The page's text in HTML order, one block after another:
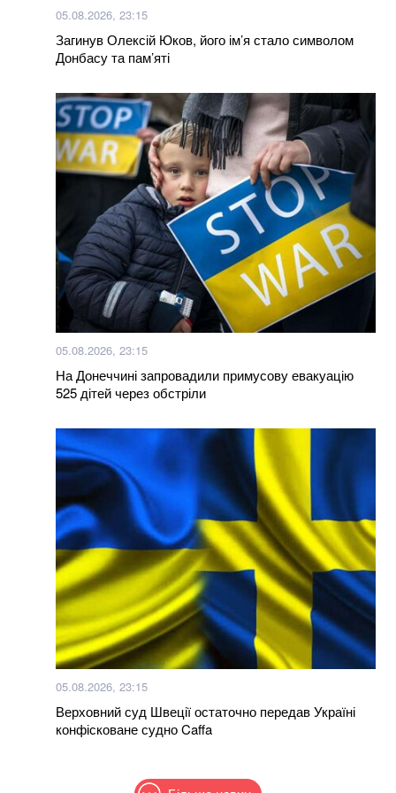
Hollywood Reporter
Більше новин
05.08.2026, 23:15
Загинув Олексій Юков, його ім’я стало символом
Донбасу та пам’яті
05.08.2026, 23:15
На Донеччині запровадили примусову евакуацію
525 дітей через обстріли
05.08.2026, 23:15
Верховний суд Швеції остаточно передав Україні
конфісковане судно Caffa